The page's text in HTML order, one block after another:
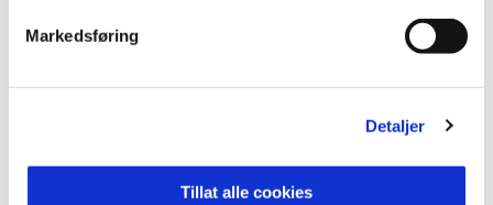
Markedsføring
Detaljer
Tillat alle cookies
85' ut: Eivind Kolve, inn: Pascal Simba